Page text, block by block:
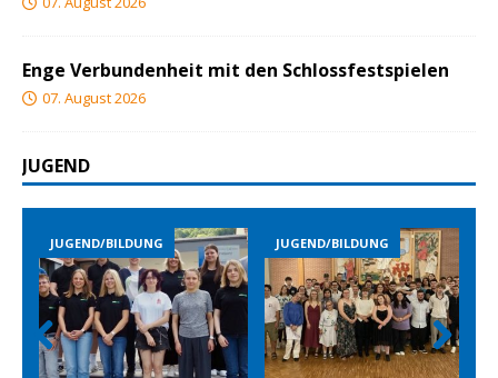
Enge Verbundenheit mit den Schlossfestspielen
07. August 2026
JUGEND
JUGEND/BILDUNG JUGEND/BILDUNG
Prev
Nex